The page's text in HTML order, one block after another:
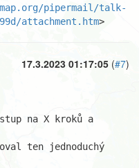
pipermail/talk-
attachment.htm>
17.3.2023 01:17:05 (#7)
na X kroků a
ten jednoduchý